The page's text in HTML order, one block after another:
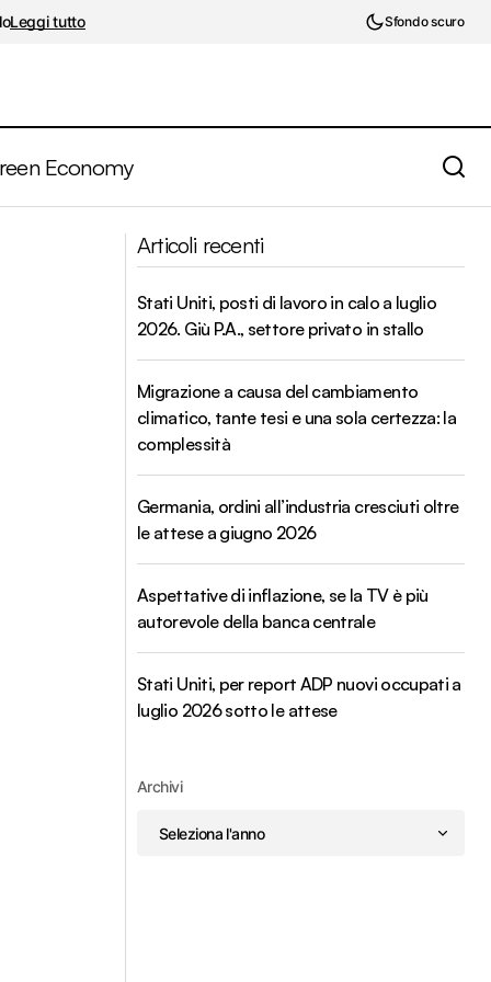
Leggi tutto Sfondo scuro
Economy
contrazione del settore costruzioni
Articoli recenti
Stati Uniti, posti di lavoro in calo a luglio
2026. Giù P.A., settore privato in stallo
Migrazione a causa del cambiamento
climatico, tante tesi e una sola certezza: la
complessità
Germania, ordini all’industria cresciuti oltre
le attese a giugno 2026
Aspettative di inflazione, se la TV è più
autorevole della banca centrale
Stati Uniti, per report ADP nuovi occupati a
luglio 2026 sotto le attese
Archivi